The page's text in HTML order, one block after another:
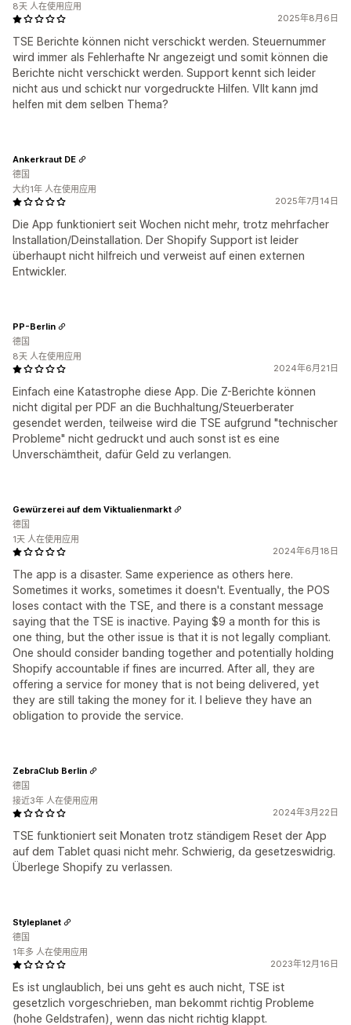
2025年8月6日
TSE Berichte können nicht verschickt werden. Steuernummer
wird immer als Fehlerhafte Nr angezeigt und somit können die
Berichte nicht verschickt werden. Support kennt sich leider
nicht aus und schickt nur vorgedruckte Hilfen. Vllt kann jmd
helfen mit dem selben Thema?
8天 人在使用应用
2025年7月14日
Die App funktioniert seit Wochen nicht mehr, trotz mehrfacher
Installation/Deinstallation. Der Shopify Support ist leider
überhaupt nicht hilfreich und verweist auf einen externen
Entwickler.
Ankerkraut DE
德国
大约1年 人在使用应用
2024年6月21日
Einfach eine Katastrophe diese App. Die Z-Berichte können
nicht digital per PDF an die Buchhaltung/Steuerberater
gesendet werden, teilweise wird die TSE aufgrund "technischer
Probleme" nicht gedruckt und auch sonst ist es eine
Unverschämtheit, dafür Geld zu verlangen.
PP-Berlin
德国
8天 人在使用应用
2024年6月18日
The app is a disaster. Same experience as others here.
Sometimes it works, sometimes it doesn't. Eventually, the POS
loses contact with the TSE, and there is a constant message
saying that the TSE is inactive. Paying $9 a month for this is
one thing, but the other issue is that it is not legally compliant.
One should consider banding together and potentially holding
Shopify accountable if fines are incurred. After all, they are
offering a service for money that is not being delivered, yet
they are still taking the money for it. I believe they have an
obligation to provide the service.
Gewürzerei auf dem Viktualienmarkt
德国
1天 人在使用应用
2024年3月22日
TSE funktioniert seit Monaten trotz ständigem Reset der App
auf dem Tablet quasi nicht mehr. Schwierig, da gesetzeswidrig.
Überlege Shopify zu verlassen.
ZebraClub Berlin
德国
接近3年 人在使用应用
2023年12月16日
Es ist unglaublich, bei uns geht es auch nicht, TSE ist
gesetzlich vorgeschrieben, man bekommt richtig Probleme
(hohe Geldstrafen), wenn das nicht richtig klappt.
Styleplanet
德国
1年多 人在使用应用